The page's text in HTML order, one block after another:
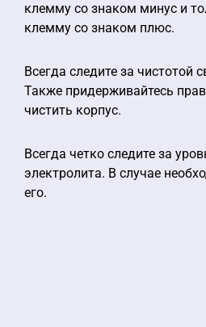
клемму со знаком минус и
клемму со знаком плюс.
Всегда следите за чистотой
Также придерживайтесь
чистить корпус.
Всегда четко следите за
электролита. В случае
его.